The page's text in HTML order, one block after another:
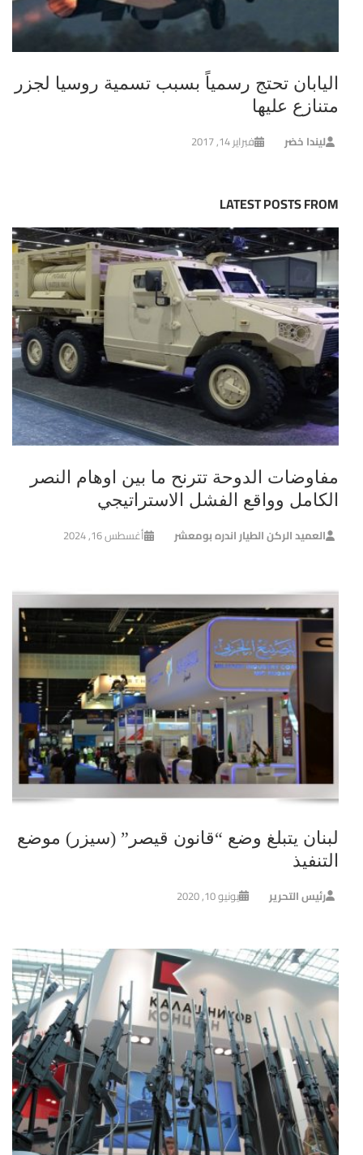
اليابان تحتج رسمياً بسبب تسمية روسيا لجزر
متنازع عليها
ليندا خضر فبراير 14, 2017
LATEST POSTS FROM
مفاوضات الدوحة تترنح ما بين اوهام النصر
الكامل وواقع الفشل الاستراتيجي
العميد الركن الطيار اندره بومعشر أغسطس 16, 2024
لبنان يتبلغ وضع “قانون قيصر” (سيزر) موضع
التنفيذ
رئيس التحرير يونيو 10, 2020